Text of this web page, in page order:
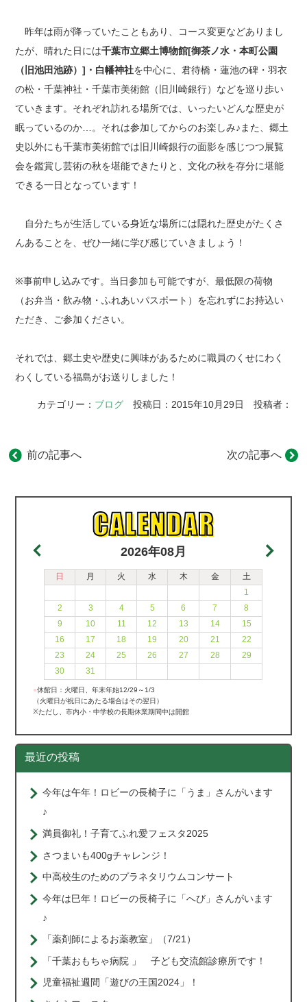
昨年は雨が降っていたこともあり、コース変更などありまし
たが、晴れた日には千葉市立郷土博物館[御茶ノ水・本町公園
（旧池田池跡）]・白幡神社を中心に、君待橋・蓮池の碑・羽衣
の松・千葉神社・千葉市美術館（旧川崎銀行）などを巡り歩い
ていきます。それぞれ訪れる場所では、いったいどんな歴史が
眠っているのか…。それは参加してからのお楽しみ♪また、郷土
史以外にも千葉市美術館では旧川崎銀行の面影を感じつつ展覧
会を鑑賞し芸術の秋を堪能できたりと、文化の秋を存分に堪能
できる一日となっています！
自分たちが生活している身近な場所には隠れた歴史がたくさ
んあることを、ぜひ一緒に学び感じていきましょう！
※事前申し込みです。当日参加も可能ですが、最低限の荷物
（お弁当・飲み物・ふれあいパスポート）を忘れずにお持込い
ただき、ご参加ください。
それでは、郷土史や歴史に興味があるために職員のくせにわく
わくしている福島がお送りしました！
カテゴリー： ブログ投稿日：2015年10月29日 投稿者：
前の記事へ 次の記事へ
2026年08月
日 月 火 水 木 金
土
1
2
3 4 5 6 7
8
9
10 11 12 13 14
15
16
17 18 19 20 21
22
23
24 25 26 27 28
29
30
31
●休館日：火曜日、年末年始12/29～1/3
（火曜日が祝日にあたる場合はその翌日）
※ただし、市内小・中学校の長期休業期間中は開館
最近の投稿
今年は午年！ロビーの長椅子に「うま」さんがいます
♪
満員御礼！子育てふれ愛フェスタ2025
さつまいも400gチャレンジ！
中高校生のためのプラネタリウムコンサート
今年は巳年！ロビーの長椅子に「へび」さんがいます
♪
「薬剤師によるお薬教室」（7/21）
「千葉おもちゃ病院 」 子ども交流館診療所です！
児童福祉週間「遊びの王国2024」！